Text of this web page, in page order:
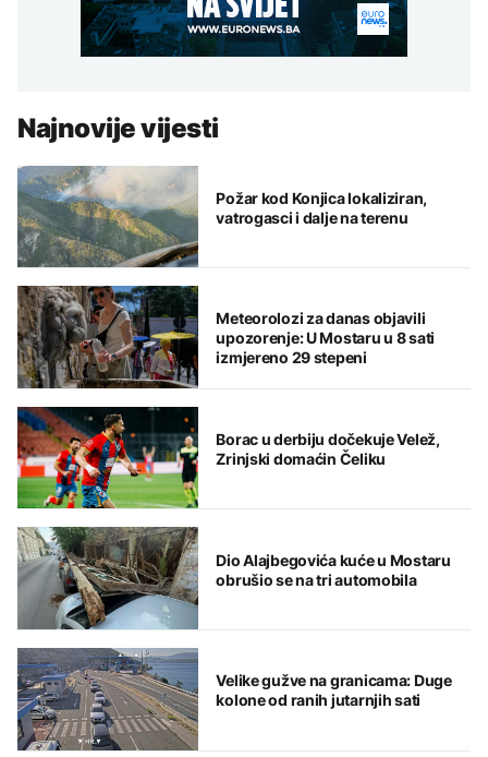
Najnovije vijesti
Požar kod Konjica lokaliziran,
vatrogasci i dalje na terenu
Meteorolozi za danas objavili
upozorenje: U Mostaru u 8 sati
izmjereno 29 stepeni
Borac u derbiju dočekuje Velež,
Zrinjski domaćin Čeliku
Dio Alajbegovića kuće u Mostaru
obrušio se na tri automobila
Velike gužve na granicama: Duge
kolone od ranih jutarnjih sati